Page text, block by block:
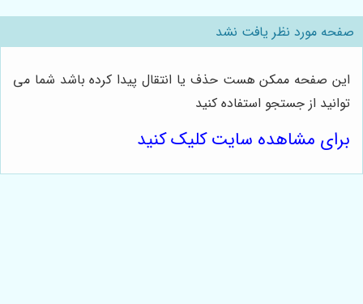
صفحه مورد نظر یافت نشد
این صفحه ممکن هست حذف یا انتقال پیدا کرده باشد شما می
توانید از جستجو استفاده کنید
برای مشاهده سایت کلیک کنید